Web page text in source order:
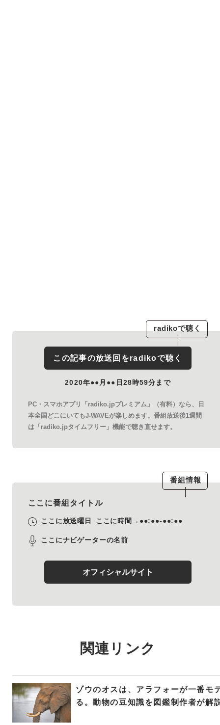
radikoで聴く
この記事の放送回をradikoで聴く
2020年●●月●●日28時59分まで
PC・スマホアプリ「radiko.jpプレミアム」（有料）なら、日
本全国どこにいてもJ-WAVEが楽しめます。番組放送後1週間
は「radiko.jpタイムフリー」機能で聴き直せます。
番組情報
ここに番組タイトル
ここに放送曜日 ここに時間→●●:●●-●●:●●
ここにナビゲーターの名前
オフィシャルサイト
関連リンク
ゾウのオスは、アラフォーが一番モ
る。動物の豆知識を図鑑制作者が解